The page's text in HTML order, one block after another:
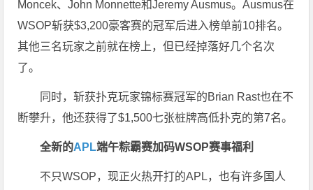
Moncek、John Monnette和Jeremy Ausmus。Ausmus在
WSOP斩获$3,200豪客赛的冠军后进入榜单前10排名。
其他三名玩家之前就在榜上，但已经掉落好几个名次
了。
同时，斩获扑克玩家锦标赛冠军的Brian Rast也在不
断攀升，他还获得了$1,500七张桩牌高低扑克的第7名。
全新的APL端午粽霸赛加码WSOP赛事福利
不只WSOP，现正火热开打的APL，也有许多国人